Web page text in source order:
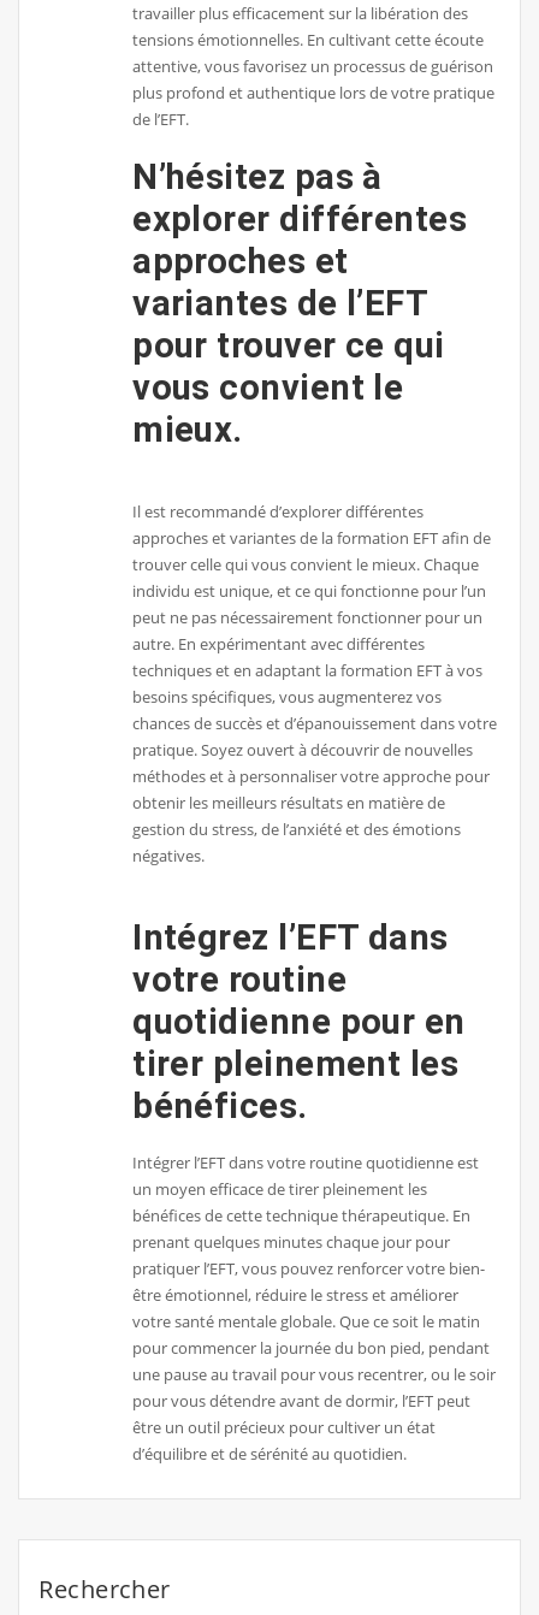
travailler plus efficacement sur la libération des
tensions émotionnelles. En cultivant cette écoute
attentive, vous favorisez un processus de guérison
plus profond et authentique lors de votre pratique
de l’EFT.
N’hésitez pas à
explorer différentes
approches et
variantes de l’EFT
pour trouver ce qui
vous convient le
mieux.
Il est recommandé d’explorer différentes
approches et variantes de la formation EFT afin de
trouver celle qui vous convient le mieux. Chaque
individu est unique, et ce qui fonctionne pour l’un
peut ne pas nécessairement fonctionner pour un
autre. En expérimentant avec différentes
techniques et en adaptant la formation EFT à vos
besoins spécifiques, vous augmenterez vos
chances de succès et d’épanouissement dans votre
pratique. Soyez ouvert à découvrir de nouvelles
méthodes et à personnaliser votre approche pour
obtenir les meilleurs résultats en matière de
gestion du stress, de l’anxiété et des émotions
négatives.
Intégrez l’EFT dans
votre routine
quotidienne pour en
tirer pleinement les
bénéfices.
Intégrer l’EFT dans votre routine quotidienne est
un moyen efficace de tirer pleinement les
bénéfices de cette technique thérapeutique. En
prenant quelques minutes chaque jour pour
pratiquer l’EFT, vous pouvez renforcer votre bien-
être émotionnel, réduire le stress et améliorer
votre santé mentale globale. Que ce soit le matin
pour commencer la journée du bon pied, pendant
une pause au travail pour vous recentrer, ou le soir
pour vous détendre avant de dormir, l’EFT peut
être un outil précieux pour cultiver un état
d’équilibre et de sérénité au quotidien.
Rechercher